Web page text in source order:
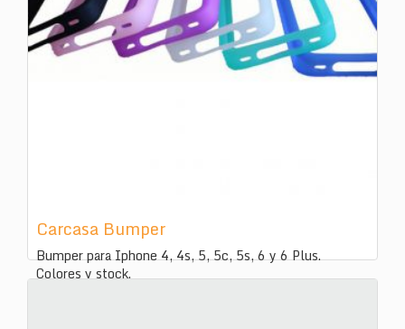
Carcasa Bumper
Bumper para Iphone 4, 4s, 5, 5c, 5s, 6 y 6 Plus.
Colores y stock.